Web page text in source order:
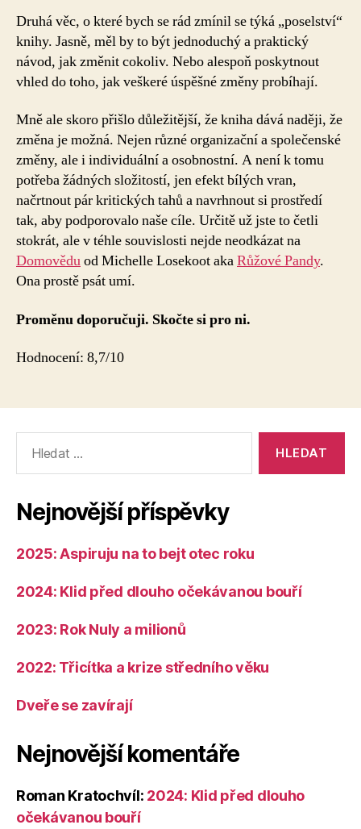
Druhá věc, o které bych se rád zmínil se týká „poselství“
knihy. Jasně, měl by to být jednoduchý a praktický
návod, jak změnit cokoliv. Nebo alespoň poskytnout
vhled do toho, jak veškeré úspěšné změny probíhají.
Mně ale skoro přišlo důležitější, že kniha dává naději, že
změna je možná. Nejen různé organizační a společenské
změny, ale i individuální a osobnostní. A není k tomu
potřeba žádných složitostí, jen efekt bílých vran,
načrtnout pár kritických tahů a navrhnout si prostředí
tak, aby podporovalo naše cíle. Určitě už jste to četli
stokrát, ale v téhle souvislosti nejde neodkázat na
Domověduod Michelle Losekoot akaRůžové Pandy.
Ona prostě psát umí.
Proměnu doporučuji. Skočte si pro ni.
Hodnocení: 8,7/10
vyhledávání:
Nejnovější příspěvky
2025: Aspiruju na to bejt otec roku
2024: Klid před dlouho očekávanou bouří
2023: Rok Nuly a milionů
2022: Třicítka a krize středního věku
Dveře se zavírají
Nejnovější komentáře
Roman Kratochvíl: 2024: Klid před dlouho
očekávanou bouří